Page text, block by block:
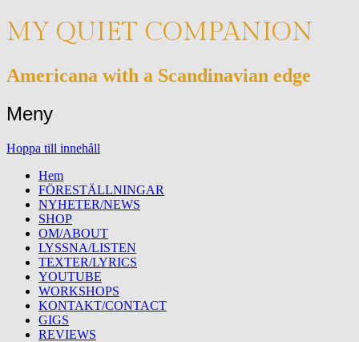
MY QUIET COMPANION
Americana with a Scandinavian edge
Meny
Hoppa till innehåll
Hem
FÖRESTÄLLNINGAR
NYHETER/NEWS
SHOP
OM/ABOUT
LYSSNA/LISTEN
TEXTER/LYRICS
YOUTUBE
WORKSHOPS
KONTAKT/CONTACT
GIGS
REVIEWS